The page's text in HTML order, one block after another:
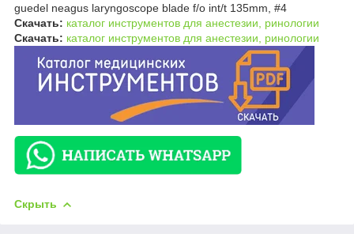
guedel neagus laryngoscope blade f/o int/t 135mm, #4
Скачать: каталог инструментов для анестезии, ринологии
Скачать: каталог инструментов для анестезии, ринологии
Скрыть